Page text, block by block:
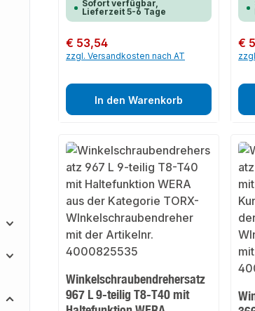
Sofort verfügbar,
Lieferzeit 5-6 Tage
Regulärer Preis:
€ 53,54
zzgl. Versandkosten nach AT
In den Warenkorb
€
Winkelschraubendrehersatz
967 L 9-teilig T8-T40 mit